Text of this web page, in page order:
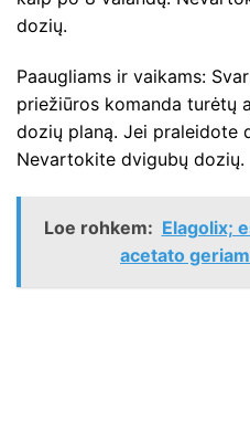
dozių.
Paaugliams ir vaikams:
priežiūros komanda turėtų
dozių planą. Jei praleidote
Nevartokite dvigubų dozių.
Loe rohkem: Elagolix;
acetato